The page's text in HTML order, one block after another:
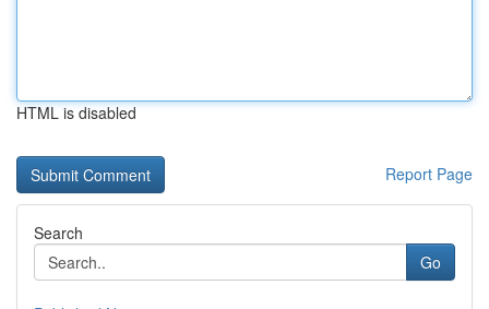
HTML is disabled
Report Page
Search
Go